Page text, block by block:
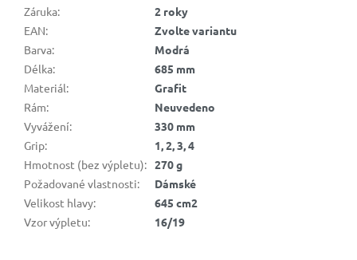
Záruka:
2 roky
EAN:
Zvolte variantu
Barva:
Modrá
Délka:
685 mm
Materiál:
Grafit
Rám:
Neuvedeno
Vyvážení:
330 mm
Grip:
1, 2, 3, 4
Hmotnost (bez výpletu): 270 g
Požadované vlastnosti:
Dámské
Velikost hlavy:
645 cm2
Vzor výpletu: 16/19